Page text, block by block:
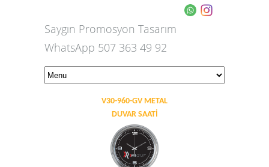
Saygın Promosyon Tasarım
WhatsApp 507 363 49 92
V30-960-GV METAL
DUVAR SAATİ